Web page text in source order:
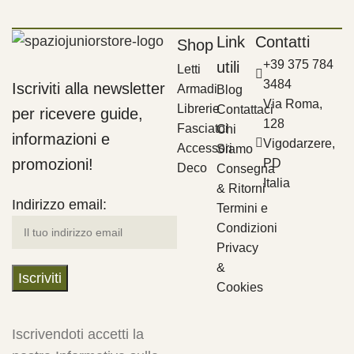
Iscriviti alla newsletter
per ricevere guide,
informazioni e
promozioni!
Indirizzo email:
Iscrivendoti accetti la
Shop
Letti
Armadi
Librerie
Fasciatoi
Accessori
Deco
Link
utili
Blog
Contattaci
Chi
Siamo
Consegna
& Ritorni
Termini e
Condizioni
Privacy
&
Cookies
Contatti
+39 375 784
3484
Via Roma,
128
Vigodarzere,
PD
Italia